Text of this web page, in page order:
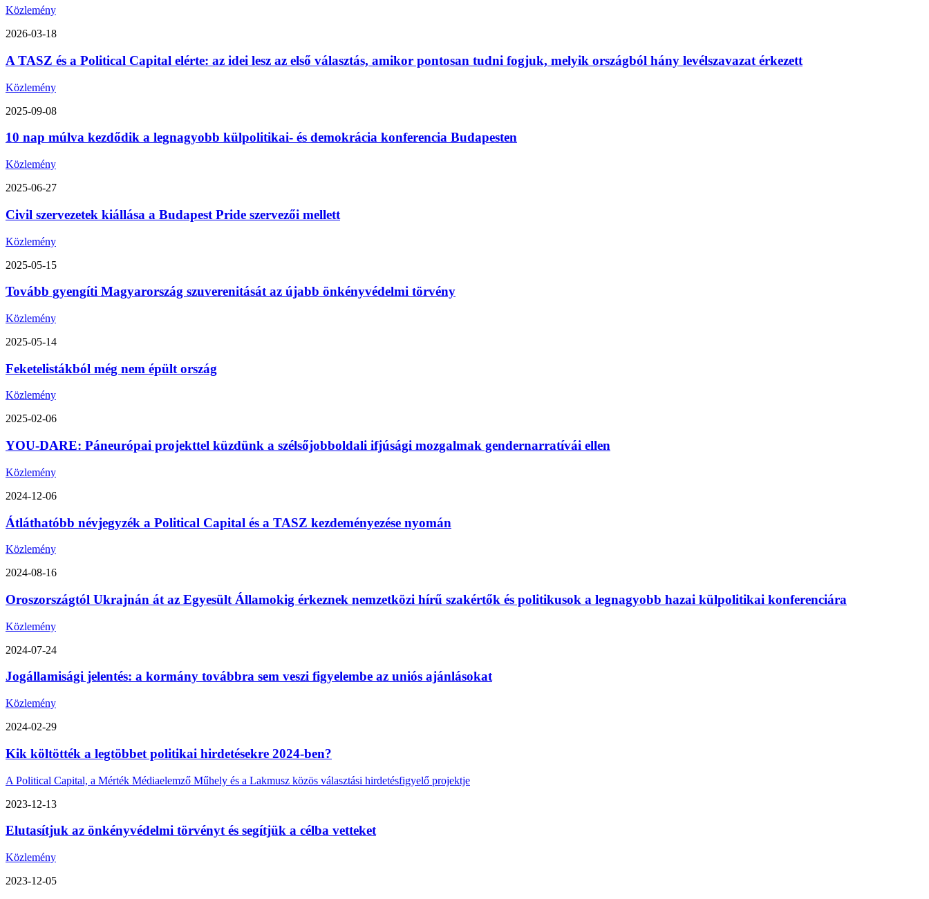
Közlemény
2026-03-18
A TASZ és a Political Capital elérte: az idei lesz az első választás, amikor pontosan tudni fogjuk, melyik országból hány levélszavazat érkezett
Közlemény
2025-09-08
10 nap múlva kezdődik a legnagyobb külpolitikai- és demokrácia konferencia Budapesten
Közlemény
2025-06-27
Civil szervezetek kiállása a Budapest Pride szervezői mellett
Közlemény
2025-05-15
Tovább gyengíti Magyarország szuverenitását az újabb önkényvédelmi törvény
Közlemény
2025-05-14
Feketelistákból még nem épült ország
Közlemény
2025-02-06
YOU-DARE: Páneurópai projekttel küzdünk a szélsőjobboldali ifjúsági mozgalmak gendernarratívái ellen
Közlemény
2024-12-06
Átláthatóbb névjegyzék a Political Capital és a TASZ kezdeményezése nyomán
Közlemény
2024-08-16
Oroszországtól Ukrajnán át az Egyesült Államokig érkeznek nemzetközi hírű szakértők és politikusok a legnagyobb hazai külpolitikai konferenciára
Közlemény
2024-07-24
Jogállamisági jelentés: a kormány továbbra sem veszi figyelembe az uniós ajánlásokat
Közlemény
2024-02-29
Kik költötték a legtöbbet politikai hirdetésekre 2024-ben?
A Political Capital, a Mérték Médiaelemző Műhely és a Lakmusz közös választási hirdetésfigyelő projektje
2023-12-13
Elutasítjuk az önkényvédelmi törvényt és segítjük a célba vetteket
Közlemény
2023-12-05